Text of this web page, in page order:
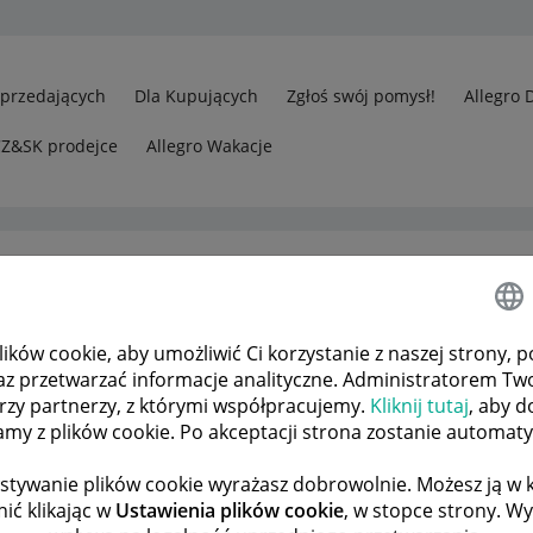
cookie, aby umożliwić Ci korzystanie z naszej strony,
przetwarzać informacje analityczne. Administratorem
partnerzy, z którymi współpracujemy. Kliknij tutaj, aby
z plików cookie. Po akceptacji strona zostanie
plików cookie wyrażasz dobrowolnie. Możesz ją w
klikając wUstawienia plików cookie, w stopce strony.
Dla Kupujących Zgłoś swój pomysł! Allegro
prodejce Allegro Wakacje
Odp.: CHCE ZMIENIĆ IMIE
POPRZEDNIA NASTĘPNA